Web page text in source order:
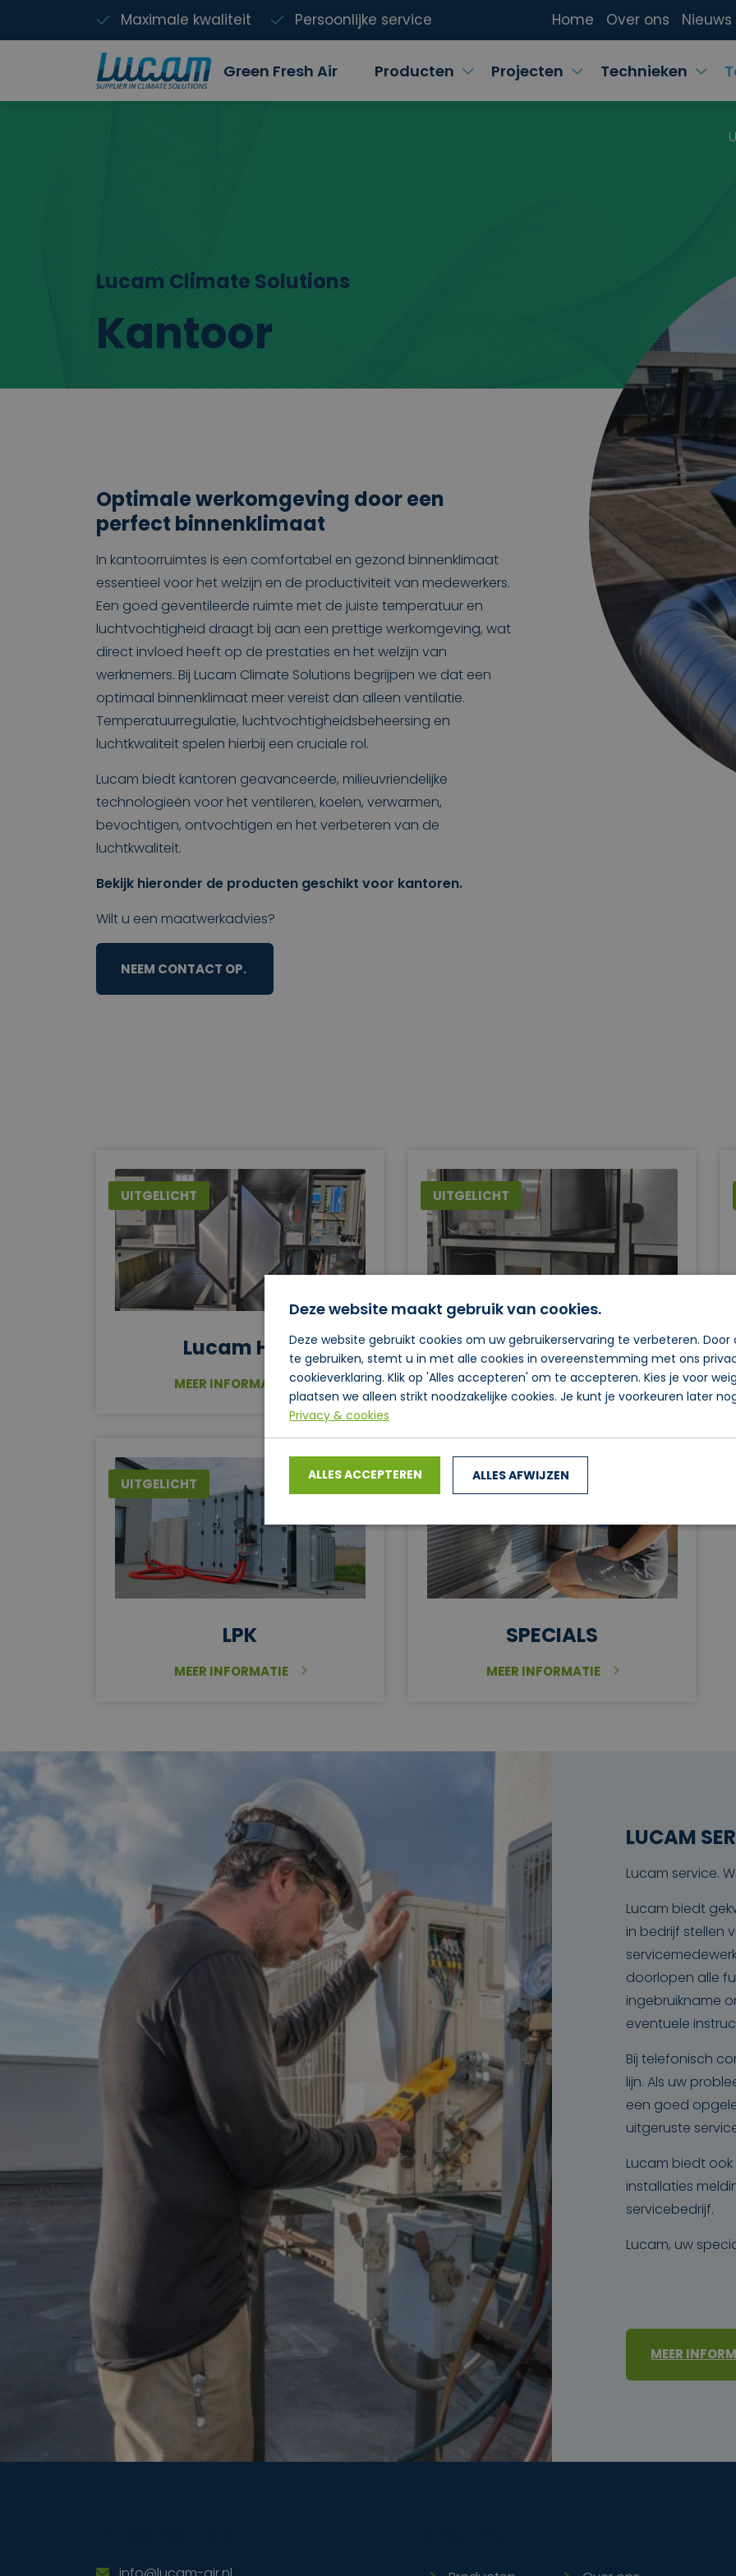
Maximale kwaliteit Persoonlijke service Home Over ons Nieuws
Green Fresh Air Producten Projecten Technieken
Lucam Climate Solutions
Kantoor
Optimale werkomgeving door een
perfect binnenklimaat
In kantoorruimtes is een comfortabel en gezond binnenklimaat
essentieel voor het welzijn en de productiviteit van medewerkers.
Een goed geventileerde ruimte met de juiste temperatuur en
luchtvochtigheid draagt bij aan een prettige werkomgeving, wat
direct invloed heeft op de prestaties en het welzijn van
werknemers. Bij Lucam Climate Solutions begrijpen we dat een
optimaal binnenklimaat meer vereist dan alleen ventilatie.
Temperatuurregulatie, luchtvochtigheidsbeheersing en
luchtkwaliteit spelen hierbij een cruciale rol.
Lucam biedt kantoren geavanceerde, milieuvriendelijke
technologieën voor het ventileren, koelen, verwarmen,
bevochtigen, ontvochtigen en het verbeteren van de
luchtkwaliteit.
Bekijk hieronder de producten geschikt voor kantoren.
Wilt u een maatwerkadvies?
NEEM CONTACT OP.
UITGELICHT
Lucam HCP
MEER INFORMATIE
UITGELICHT
Lucam HRW
MEER INFORMATIE
UITGELICHT
LPK
MEER INFORMATIE
UITGELICHT
SPECIALS
MEER INFORMATIE
LUCAM
Lucam service.
Lucam biedt
in bedrijf stellen
doorlopen alle
ingebruikname
eventuele
Bij telefonisch
lijn. Als uw
een goed
uitgeruste
Lucam biedt
installaties
servicebedrijf.
Lucam, uw
MEER
Deze website maakt gebruik van cookies.
Deze website gebruikt cookies om uw gebruikerservaring te verbeteren. Door
te gebruiken, stemt u in met alle cookies in overeenstemming met ons
cookieverklaring. Klik op 'Alles accepteren' om te accepteren. Kies je voor
plaatsen we alleen strikt noodzakelijke cookies. Je kunt je voorkeuren later
Privacy & cookies
ALLES ACCEPTEREN ALLES AFWIJZEN